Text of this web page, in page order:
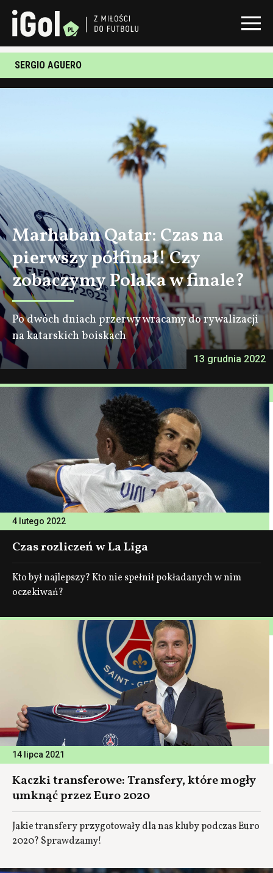
SERGIO AGUERO
13 grudnia 2022
Marhaban Qatar: Czas na
pierwszy półfinał! Czy
zobaczymy Polaka w finale?
Po dwóch dniach przerwy wracamy do rywalizacji
na katarskich boiskach
4 lutego 2022
Czas rozliczeń w La Liga
Kto był najlepszy? Kto nie spełnił pokładanych w nim
oczekiwań?
14 lipca 2021
Kaczki transferowe: Transfery, które mogły
umknąć przez Euro 2020
Jakie transfery przygotowały dla nas kluby podczas Euro
2020? Sprawdzamy!